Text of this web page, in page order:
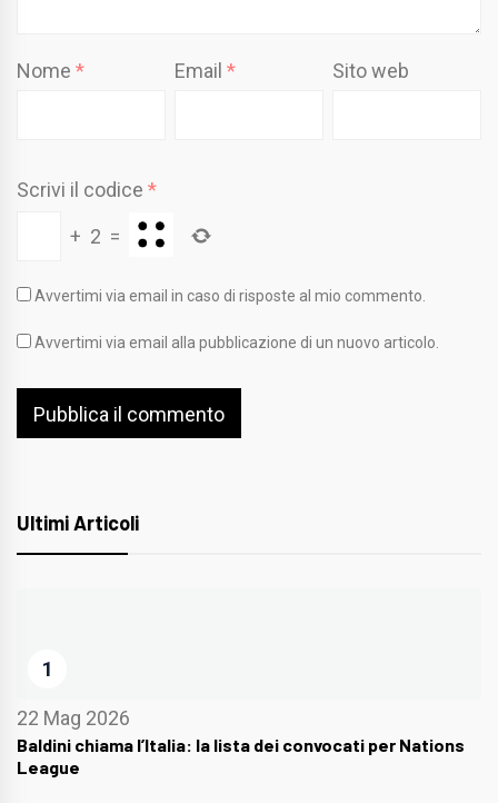
Nome * Email* Sito web
Scrivi il codice *
+ 2 =
Avvertimi via email in caso di risposte al mio commento.
Avvertimi via email alla pubblicazione di un nuovo articolo.
Ultimi Articoli
1
22 Mag 2026
Baldini chiama l’Italia: la lista dei convocati per Nations
League